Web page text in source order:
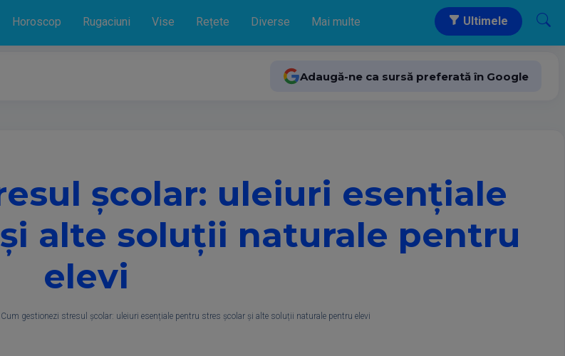
Horoscop Rugaciuni Vise Rețete Diverse Mai multe Ultimele
Adaugă-ne ca sursă preferată în Google
școlar: uleiuri esențiale
alte soluții naturale pentru
elevi
Cum gestionezi stresul școlar: uleiuri esențiale pentru stres școlar și alte soluții naturale pentru elevi